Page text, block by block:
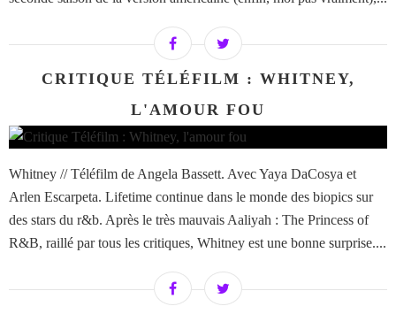
CRITIQUE TÉLÉFILM : WHITNEY,
L'AMOUR FOU
Whitney // Téléfilm de Angela Bassett. Avec Yaya DaCosya et
Arlen Escarpeta. Lifetime continue dans le monde des biopics sur
des stars du r&b. Après le très mauvais Aaliyah : The Princess of
R&B, raillé par tous les critiques, Whitney est une bonne surprise....